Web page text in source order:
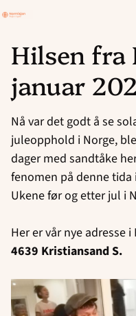
Hopp
til
innhold
Agder
Hilsen fra
januar
Nå var det godt å se
juleopphold i Norge,
dager med sandtåke
fenomen på denne
Ukene før og etter jul i
Her er vår nye adresse
4639 Kristiansand S.